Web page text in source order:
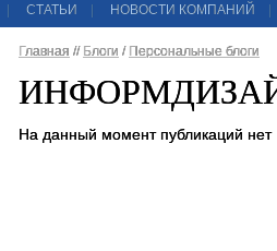
СТАТЬИ НОВОСТИ КОМПАНИЙ
Главная // Блоги / Персональные блоги
На данный момент публикаций нет